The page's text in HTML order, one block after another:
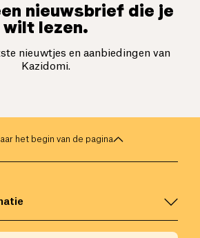
nieuwsbrief die je
wilt lezen.
nieuwtjes en aanbiedingen van
Kazidomi.
het begin van de pagina